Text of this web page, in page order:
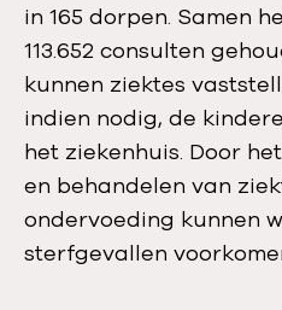
in 165 dorpen. Samen
113.652 consulten
kunnen ziektes
indien nodig, de
het ziekenhuis. Door
en behandelen van
ondervoeding kunnen
sterfgevallen